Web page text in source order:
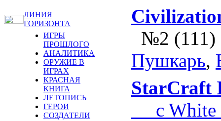
ЛИНИЯ
ГОРИЗОНТА
ИГРЫ
ПРОШЛОГО
АНАЛИТИКА
ОРУЖИЕ В
ИГРАХ
КРАСНАЯ
КНИГА
ЛЕТОПИСЬ
ГЕРОИ
СОЗДАТЕЛИ
№2 (111)
Пушкарь,
StarCraft
c White